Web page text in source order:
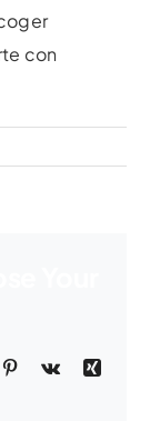
con
Pinterest
Vk
Xing